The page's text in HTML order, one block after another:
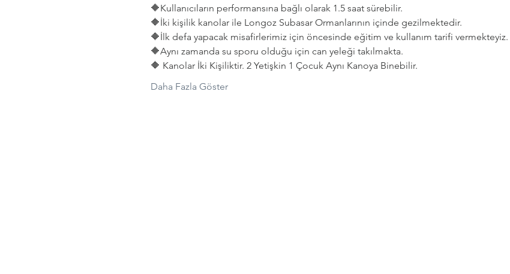
🔶Kullanıcıların performansına bağlı olarak 1.5 saat sürebilir.
🔶İki kişilik kanolar ile Longoz Subasar Ormanlarının içinde gezilmektedir.
🔶İlk defa yapacak misafirlerimiz için öncesinde eğitim ve kullanım tarifi vermekteyiz.
🔶Aynı zamanda su sporu olduğu için can yeleği takılmakta.
🔶 Kanolar İki Kişiliktir. 2 Yetişkin 1 Çocuk Aynı Kanoya Binebilir.
Daha Fazla Göster